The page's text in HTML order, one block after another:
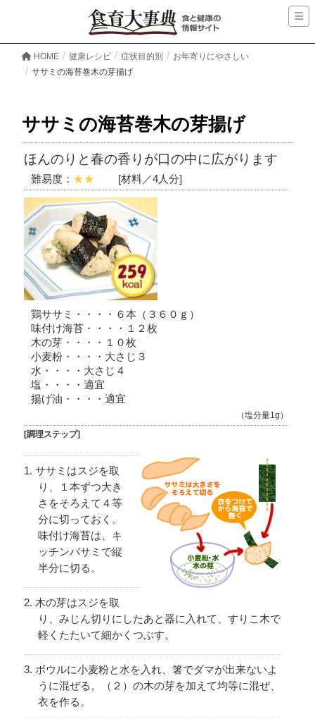
HOME 健康レシピ 症状目的別
お年寄りにやさしい
ササミの海苔巻木の芽揚げ
ササミの海苔巻木の芽揚げ
ほんのりと春の香りが口の中に広がります
難易度： ★★ [材料／4人分]
鶏ササミ・・・・６本（３６０ｇ）
味付け海苔・・・・１２枚
木の芽・・・・１０枚
小麦粉・・・・大さじ３
水・・・・大さじ４
塩・・・・適宜
揚げ油・・・・適宜
（塩分量1g）
[調理ステップ]
ササミはスジを取
り、１本ずつ大き
さをそろえて４等
分に切っておく。
味付け海苔は、キ
ッチンバサミで縦
半分に切る。
木の芽はスジを取
り、みじん切りにしたあと器に入れて、すりこ木で
軽くたたいて細かくつぶす。
ボウルに小麦粉と水を入れ、箸でダマが出来ないよ
うに混ぜる。（２）の木の芽を加えて均等に混ぜ、
衣を作る。